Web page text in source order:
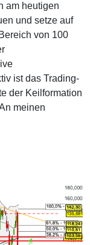
am heutigen
und setze auf
von 100
ist das Trading-
der Keilformation
meinen